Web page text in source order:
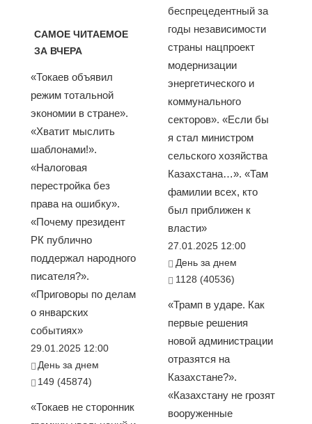
САМОЕ ЧИТАЕМОЕ
ЗА ВЧЕРА
«Токаев объявил
режим тотальной
экономии в стране».
«Хватит мыслить
шаблонами!».
«Налоговая
перестройка без
права на ошибку».
«Почему президент
РК публично
поддержал народного
писателя?».
«Приговоры по делам
о январских
событиях»
29.01.2025 12:00
День за днем
149 (45874)
«Токаев не сторонник
беспрецедентный за
годы независимости
страны нацпроект
модернизации
энергетического и
коммунального
секторов». «Если бы
я стал министром
сельского хозяйства
Казахстана…». «Там
фамилии всех, кто
был приближен к
власти»
27.01.2025 12:00
День за днем
1128 (40536)
«Трамп в ударе. Как
первые решения
новой администрации
отразятся на
Казахстане?».
«Казахстану не грозят
вооруженные